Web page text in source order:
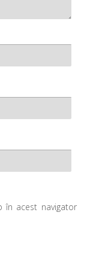
în acest navigator